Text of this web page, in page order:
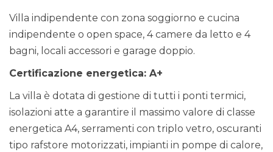
Villa indipendente con zona soggiorno e cucina
indipendente o open space, 4 camere da letto e 4
bagni, locali accessori e garage doppio.
Certificazione energetica: A+
La villa è dotata di gestione di tutti i ponti termici,
isolazioni atte a garantire il massimo valore di classe
energetica A4, serramenti con triplo vetro, oscuranti
tipo rafstore motorizzati, impianti in pompe di calore,